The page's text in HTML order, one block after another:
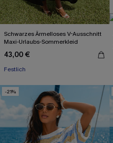
Schwarzes Ärmelloses V-Ausschnitt
Maxi-Urlaubs-Sommerkleid
43,00 €
Festlich
-21%